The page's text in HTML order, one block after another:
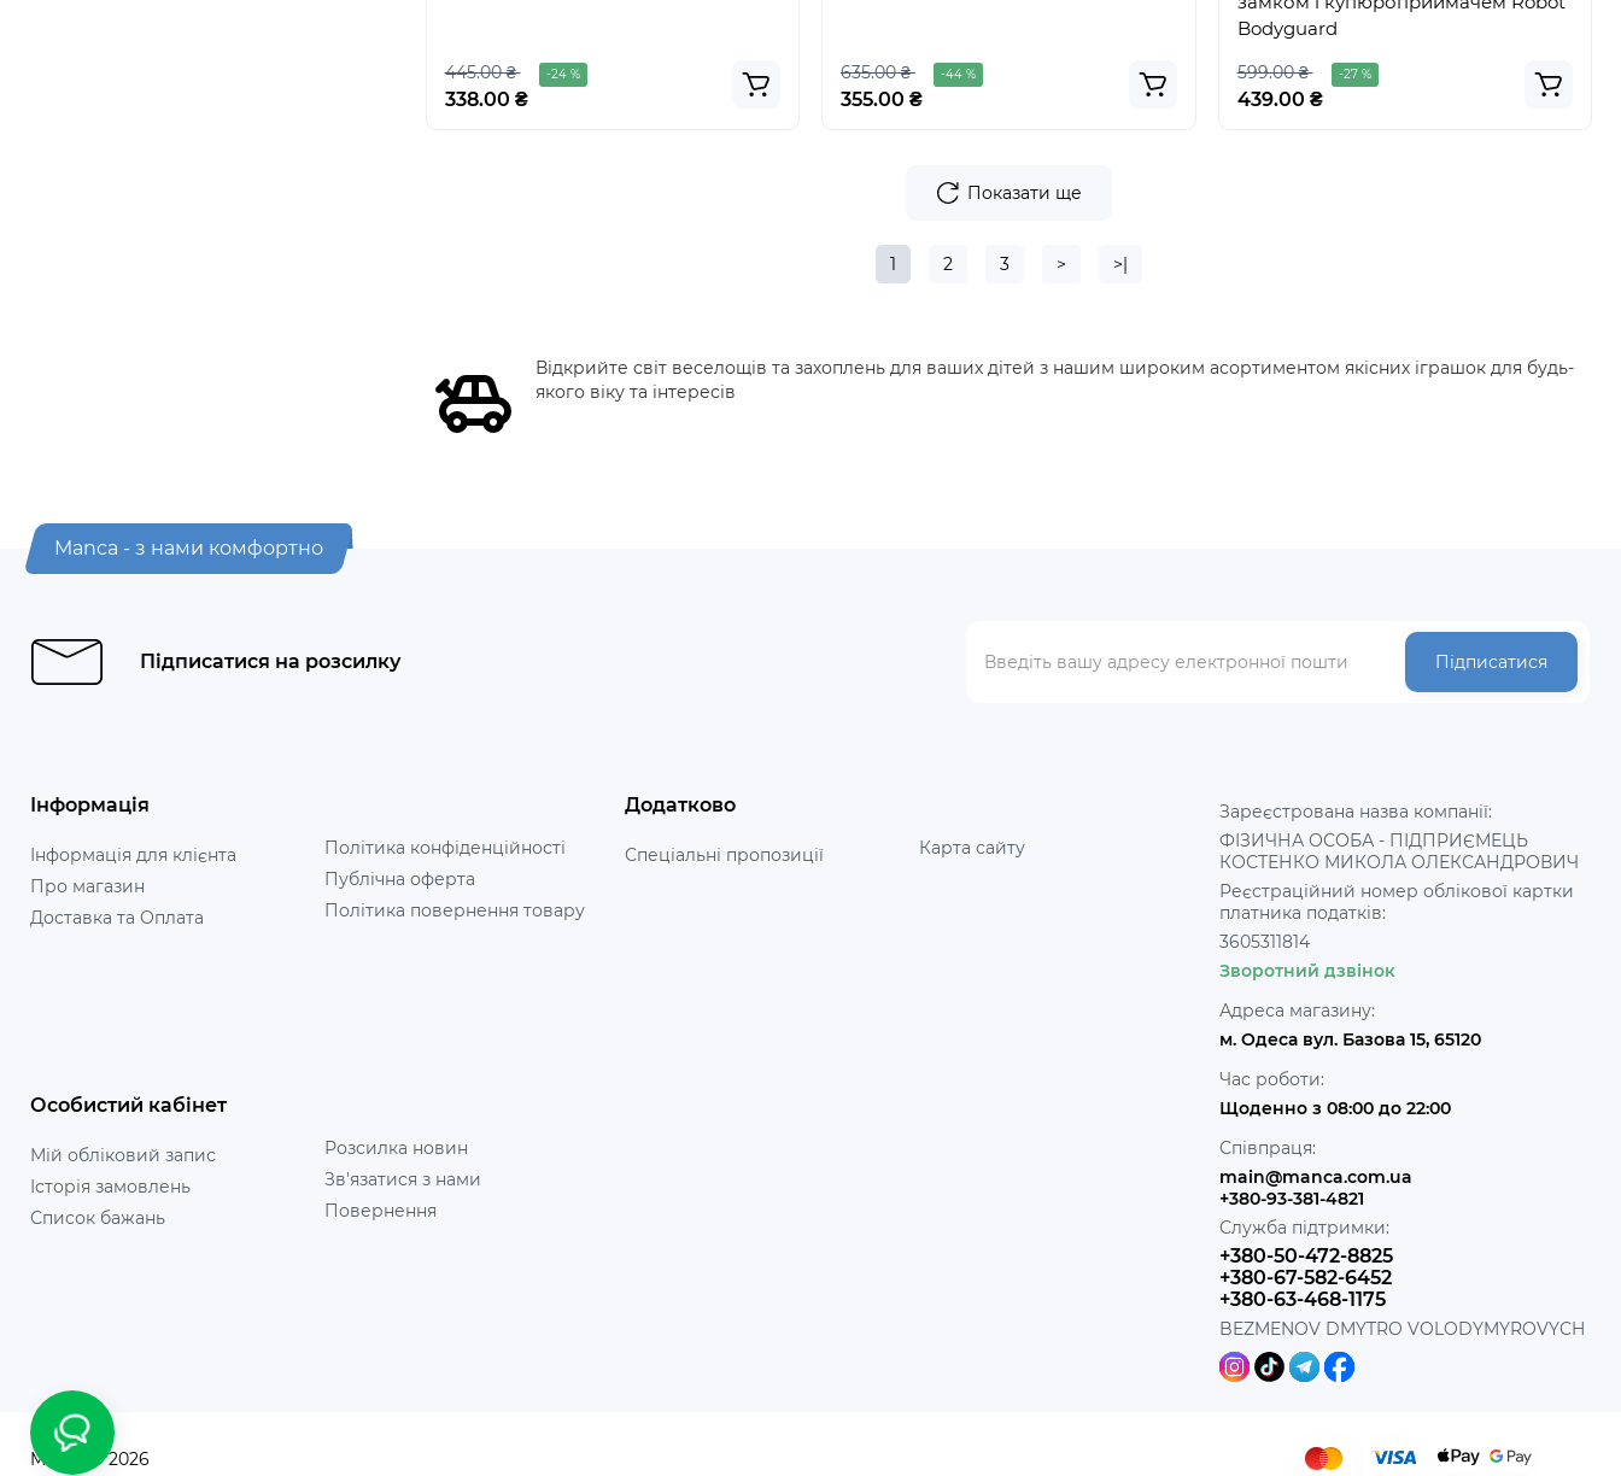
445.00 ₴ -24 %
338.00 ₴
635.00 ₴ -44 %
355.00 ₴
Bodyguard
599.00 ₴ -27 %
439.00 ₴
Показати ще
1 2 3 > >|
Відкрийте світ веселощів та захоплень для ваших дітей з нашим широким асортиментом якісних іграшок для будь-
якого віку та інтересів
Manca - з нами комфортно
Підписатися на розсилку Підписатися
Інформація
Інформація для клієнта
Про магазин
Доставка та Оплата
Політика конфіденційності
Публічна оферта
Політика повернення товару
Додатково
Спеціальні пропозиції Карта сайту
Особистий кабінет
Мій обліковий запис
Історія замовлень
Список бажань
Розсилка новин
Зв'язатися з нами
Повернення
Зареєстрована назва компанії:
ФІЗИЧНА ОСОБА - ПІДПРИЄМЕЦЬ
КОСТЕНКО МИКОЛА ОЛЕКСАНДРОВИЧ
Реєстраційний номер облікової картки
платника податків:
3605311814
Зворотний дзвінок
Адреса магазину:
м. Одеса вул. Базова 15, 65120
Час роботи:
Щоденно з 08:00 до 22:00
Співпраця:
main@manca.com.ua
+380-93-381-4821
Служба підтримки:
+380-50-472-8825
+380-67-582-6452
+380-63-468-1175
BEZMENOV DMYTRO VOLODYMYROVYCH
Manca © 2026